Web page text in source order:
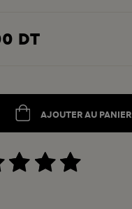
DT
AJOUTER AU PANIER